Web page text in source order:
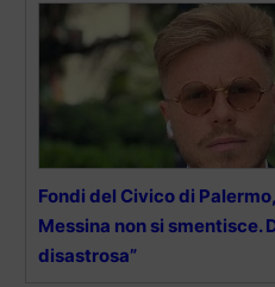
Fondi del Civico di
Messina non si smentisce.
disastrosa”